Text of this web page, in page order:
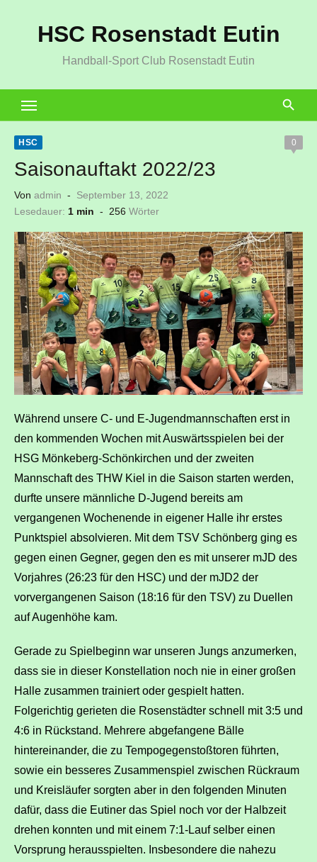
HSC Rosenstadt Eutin
Handball-Sport Club Rosenstadt Eutin
HSC 0
Saisonauftakt 2022/23
Von admin
Veröffentlicht
am
September 13, 2022
Lesedauer: 1 min - 256 Wörter
Während unsere C- und E-Jugendmannschaften erst in
den kommenden Wochen mit Auswärtsspielen bei der
HSG Mönkeberg-Schönkirchen und der zweiten
Mannschaft des THW Kiel in die Saison starten werden,
durfte unsere männliche D-Jugend bereits am
vergangenen Wochenende in eigener Halle ihr erstes
Punktspiel absolvieren. Mit dem TSV Schönberg ging es
gegen einen Gegner, gegen den es mit unserer mJD des
Vorjahres (26:23 für den HSC) und der mJD2 der
vorvergangenen Saison (18:16 für den TSV) zu Duellen
auf Augenhöhe kam.
Gerade zu Spielbeginn war unseren Jungs anzumerken,
dass sie in dieser Konstellation noch nie in einer großen
Halle zusammen trainiert oder gespielt hatten.
Folgerichtig gerieten die Rosenstädter schnell mit 3:5 und
4:6 in Rückstand. Mehrere abgefangene Bälle
hintereinander, die zu Tempogegenstoßtoren führten,
sowie ein besseres Zusammenspiel zwischen Rückraum
und Kreisläufer sorgten aber in den folgenden Minuten
dafür, dass die Eutiner das Spiel noch vor der Halbzeit
drehen konnten und mit einem 7:1-Lauf selber einen
Vorsprung herausspielten. Insbesondere die nahezu